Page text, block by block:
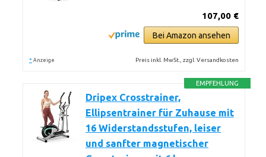
107,00 €
Bei Amazon ansehen
* Anzeige Preis inkl. MwSt., zzgl. Versandkosten
EMPFEHLUNG
Dripex Crosstrainer,
Ellipsentrainer für Zuhause mit
16 Widerstandsstufen, leiser
und sanfter magnetischer